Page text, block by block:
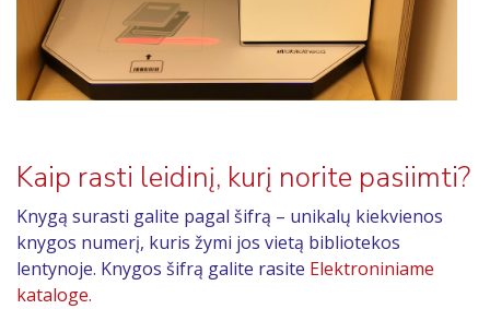
Kaip rasti leidinį, kurį norite pasiimti?
Knygą surasti galite pagal šifrą – unikalų kiekvienos
knygos numerį, kuris žymi jos vietą bibliotekos
lentynoje. Knygos šifrą galite rasite Elektroniniame
kataloge.